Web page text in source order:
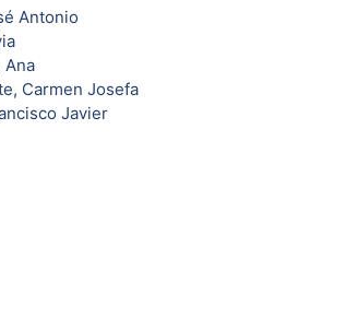
Antonio
Ana
Carmen Josefa
Javier